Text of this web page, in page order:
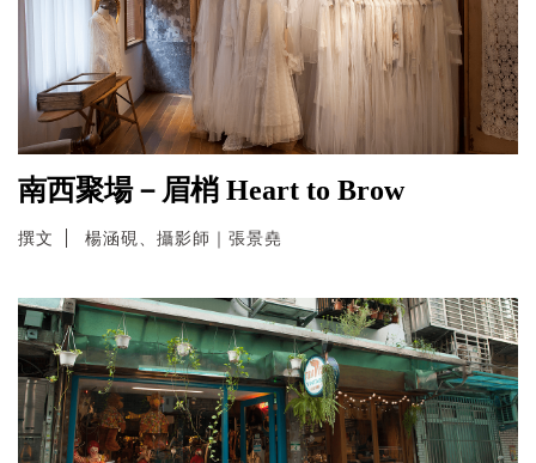
南西聚場－眉梢 Heart to Brow
撰文 楊涵硯、攝影師｜張景堯